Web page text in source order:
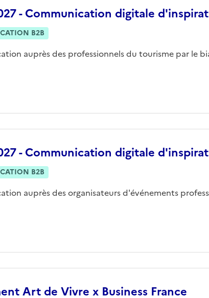
- Communication digitale
B2B
auprès des professionnels du tourisme par le
- Communication digitale
B2B
auprès des organisateurs d'événements
Art de Vivre x Business France